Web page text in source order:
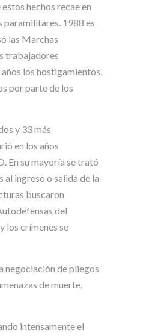
hechos recae en
paramilitares. 1988 es
las Marchas
trabajadores
los hostigamientos,
por parte de los
y 33 más
en los años
En su mayoría se trató
ingreso o salida de la
buscaron
del
los crímenes se
negociación de pliegos
de muerte,
intensamente el